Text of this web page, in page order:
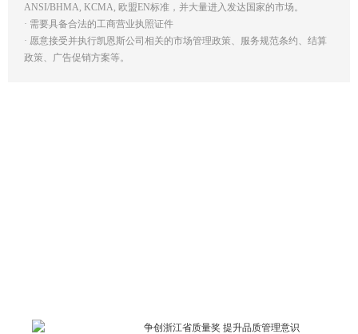
ANSI/BHMA, KCMA, 欧盟EN标准，并大量进入发达国家的市场。
· 需要具备合法的工商营业执照证件
· 愿意接受并执行凯恩斯公司相关的市场管理政策、服务规范条约、结算
政策、广告促销方案等。
争创浙江省质量奖 提升品质管理意识